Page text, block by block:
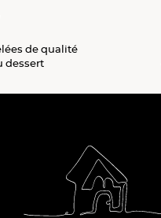
de qualité
dessert